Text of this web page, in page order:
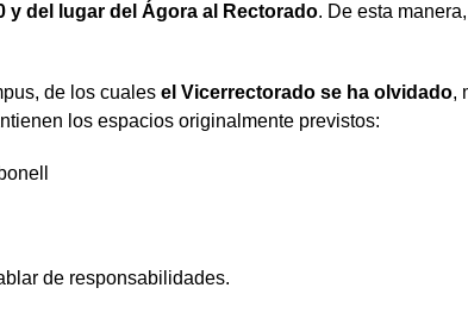
y del lugar del Ágora al Rectorado. De esta
de los cuales el Vicerrectorado se ha olvidado,
los espacios originalmente previstos:
de responsabilidades.